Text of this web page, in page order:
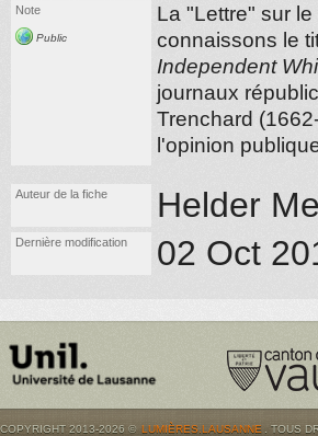
Note
Public
La "Lettre" sur
connaissons le
Independent
journaux
Trenchard
l'opinion
Auteur de la fiche Helder
Dernière modification 02 Oct
COPYRIGHT 2013-2026 © LUMIÈRES.LAUSANNE . TOUS